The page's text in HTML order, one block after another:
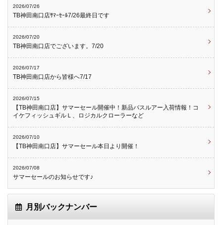
2026/07/26
TB神田南口店ｻﾏｰｾｰﾙ7/26最終日です
2026/07/20
TB神田南口店でございます。7/20
2026/07/17
TB神田南口店から皆様へ7/17
2026/07/15
【TB神田南口店】サマーセール開催中！新品バスルアー入荷情報！コ
イケフィッシュギルＬ、ロジカルクローラーなど
2026/07/10
【TB神田南口店】サマーセール本日より開催！
2026/07/08
サマーセールのお知らせです♪
月別バックナンバー